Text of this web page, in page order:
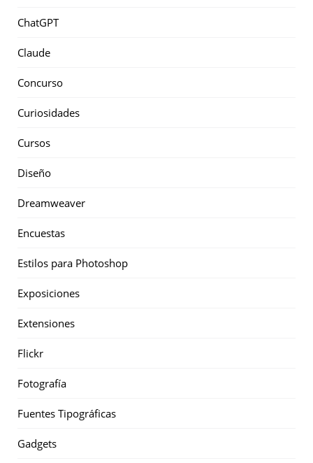
ChatGPT
Claude
Concurso
Curiosidades
Cursos
Diseño
Dreamweaver
Encuestas
Estilos para Photoshop
Exposiciones
Extensiones
Flickr
Fotografía
Fuentes Tipográficas
Gadgets